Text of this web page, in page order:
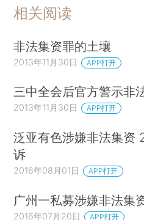
相关阅读
非法集资罪的土壤
2013年11月30日 APP打开
三中全会后官方警示非
2013年11月30日 APP打开
泛亚有色涉嫌非法集资
诉
2016年08月01日 APP打开
广州一私募涉嫌非法集
2016年07月20日 APP打开